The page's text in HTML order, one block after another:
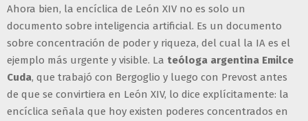
Ahora bien, la encíclica de León XIV no es solo un
documento sobre inteligencia artificial. Es un documento
sobre concentración de poder y riqueza, del cual la IA es el
ejemplo más urgente y visible. La teóloga argentina Emilce
Cuda, que trabajó con Bergoglio y luego con Prevost antes
de que se convirtiera en León XIV, lo dice explícitamente: la
encíclica señala que hoy existen poderes concentrados en